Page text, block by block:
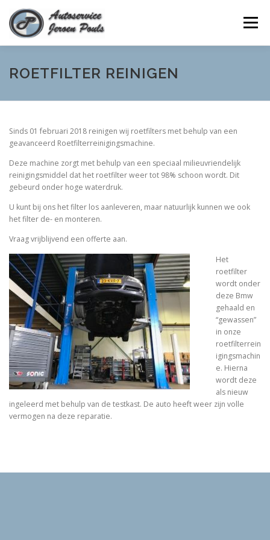
naar
inhoud
Menu
HOME ROETFILTER REINIGEN
ROETFILTER REINIGEN
Sinds 01 februari 2018 reinigen wij roetfilters met behulp van een
geavanceerd Roetfilterreinigingsmachine.
Deze machine zorgt met behulp van een speciaal milieuvriendelijk
reinigingsmiddel dat het roetfilter weer tot 98% schoon wordt. Dit
gebeurd onder hoge waterdruk.
U kunt bij ons het filter los aanleveren, maar natuurlijk kunnen we ook
het filter de- en monteren.
Vraag vrijblijvend een offerte aan.
Het
roetfilter
wordt onder
deze Bmw
gehaald en
“gewassen”
in onze
roetfilterrein
igingsmachin
e. Hierna
wordt deze
als nieuw
ingeleerd met behulp van de testkast. De auto heeft weer zijn volle
vermogen na deze reparatie.